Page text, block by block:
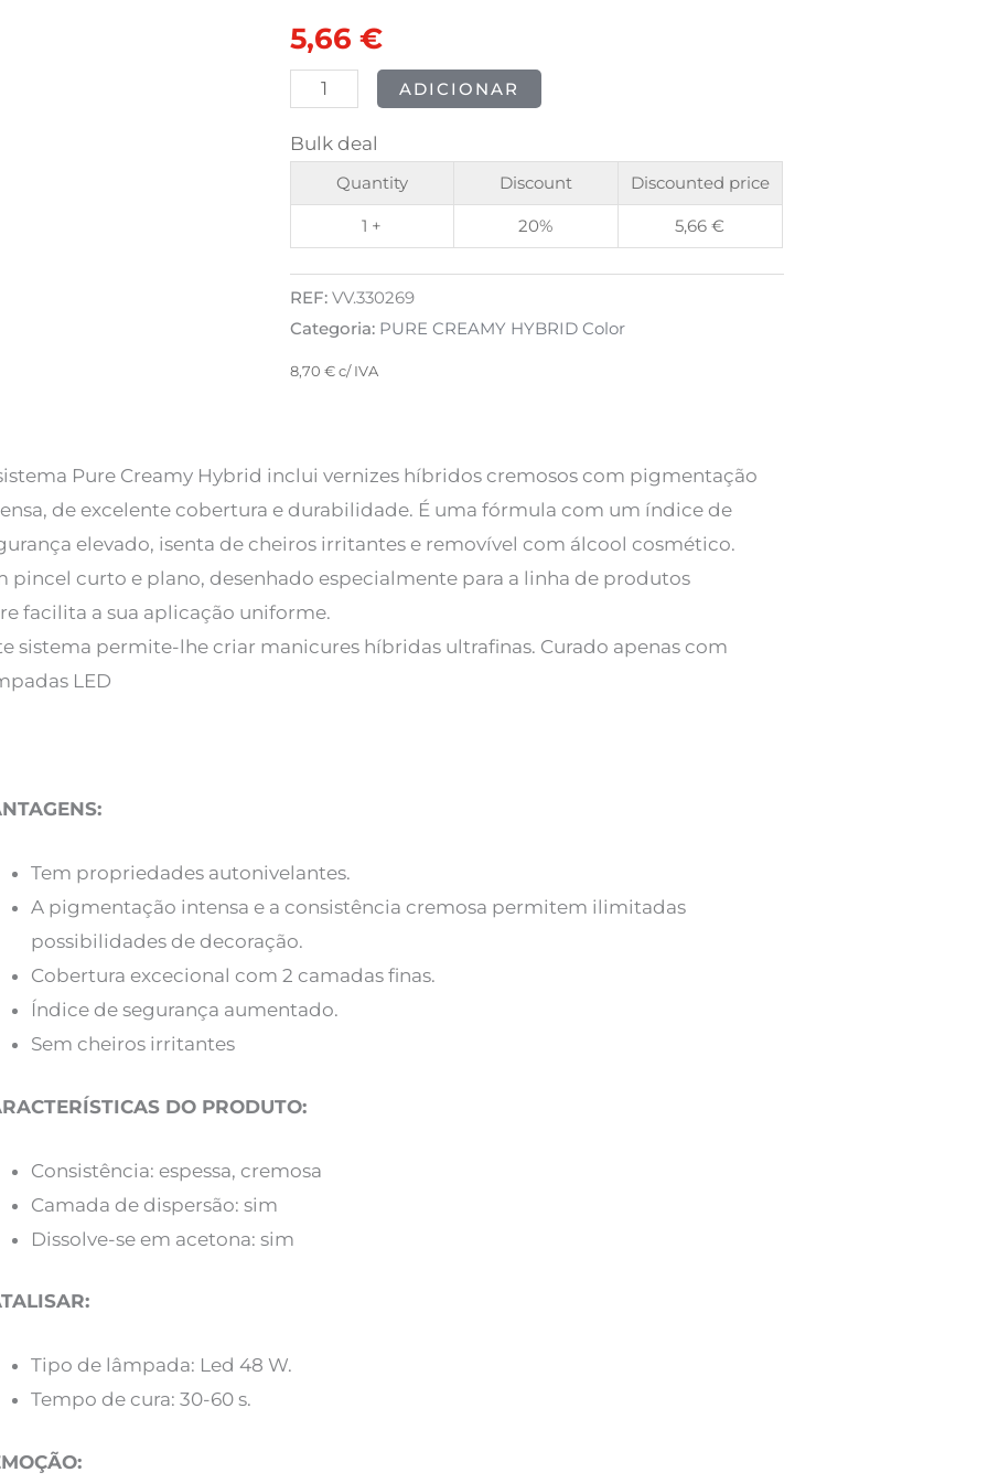
original
era:
5,66 €atual
é:
HYBRID
042
Milk
Coffee
ADICIONAR
Bulk deal
Quantity Discount Discounted price
1 + 20% 5,66€
REF: VV.330269
Categoria: PURE CREAMY HYBRID Color
8,70 €c/ IVA
Pure Creamy Hybrid inclui vernizes híbridos cremosos com pigmentação
de excelente cobertura e durabilidade. É uma fórmula com um índice de
elevado, isenta de cheiros irritantes e removível com álcool cosmético.
pincel curto e plano, desenhado especialmente para a linha de produtos
facilita a sua aplicação uniforme.
sistema permite-lhe criar manicures híbridas ultrafinas. Curado apenas com
LED
Tem propriedades autonivelantes.
A pigmentação intensa e a consistência cremosa permitem ilimitadas
possibilidades de decoração.
Cobertura excecional com 2 camadas finas.
Índice de segurança aumentado.
Sem cheiros irritantes
DO PRODUTO:
Consistência: espessa, cremosa
Camada de dispersão: sim
Dissolve-se em acetona: sim
Tipo de lâmpada: Led 48 W.
Tempo de cura: 30-60 s.